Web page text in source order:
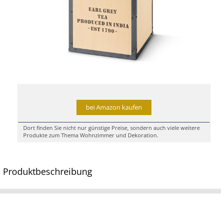
bei Amazon kaufen
Dort finden Sie nicht nur günstige Preise, sondern auch viele weitere
Produkte zum Thema Wohnzimmer und Dekoration.
Produktbeschreibung